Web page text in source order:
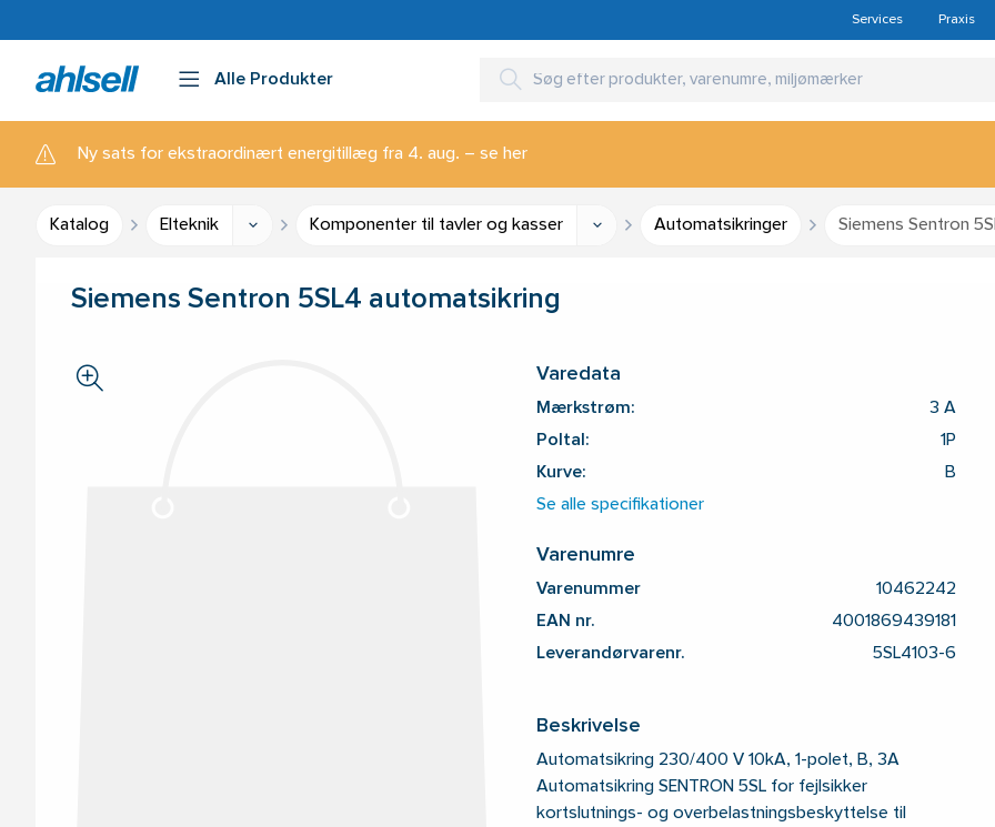
Services Praxis
Alle Produkter
Ny sats for ekstraordinært energitillæg fra 4. aug. – se her
Katalog Elteknik Komponenter til tavler og kasser Automatsikringer Siemens Sentron
Siemens Sentron 5SL4 automatsikring
Varedata
Mærkstrøm: 3 A
Poltal: 1P
Kurve: B
Se alle specifikationer
Varenumre
Varenummer 10462242
EAN nr. 4001869439181
Leverandørvarenr. 5SL4103-6
Beskrivelse
Automatsikring 230/400 V 10kA, 1-polet, B, 3A
Automatsikring SENTRON 5SL for fejlsikker
kortslutnings- og overbelastningsbeskyttelse til